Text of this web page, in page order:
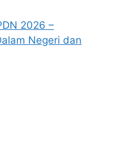
2026 –
Negeri dan